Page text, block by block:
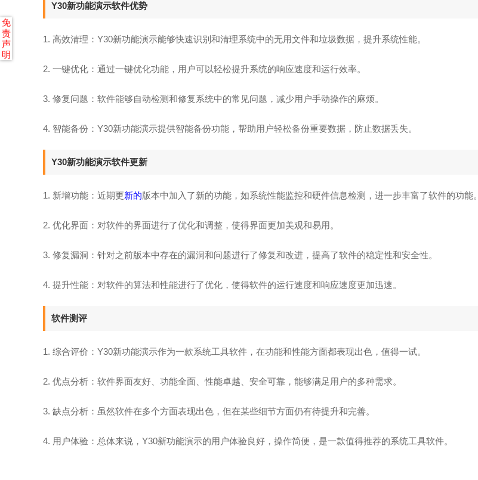
Y30新功能演示软件优势
1. 高效清理：Y30新功能演示能够快速识别和清理系统中的无用文件和垃圾数据，提升系统性能。
2. 一键优化：通过一键优化功能，用户可以轻松提升系统的响应速度和运行效率。
3. 修复问题：软件能够自动检测和修复系统中的常见问题，减少用户手动操作的麻烦。
4. 智能备份：Y30新功能演示提供智能备份功能，帮助用户轻松备份重要数据，防止数据丢失。
Y30新功能演示软件更新
1. 新增功能：近期更新的版本中加入了新的功能，如系统性能监控和硬件信息检测，进一步丰富了软件的功能。
2. 优化界面：对软件的界面进行了优化和调整，使得界面更加美观和易用。
3. 修复漏洞：针对之前版本中存在的漏洞和问题进行了修复和改进，提高了软件的稳定性和安全性。
4. 提升性能：对软件的算法和性能进行了优化，使得软件的运行速度和响应速度更加迅速。
软件测评
1. 综合评价：Y30新功能演示作为一款系统工具软件，在功能和性能方面都表现出色，值得一试。
2. 优点分析：软件界面友好、功能全面、性能卓越、安全可靠，能够满足用户的多种需求。
3. 缺点分析：虽然软件在多个方面表现出色，但在某些细节方面仍有待提升和完善。
4. 用户体验：总体来说，Y30新功能演示的用户体验良好，操作简便，是一款值得推荐的系统工具软件。
免
责
声
明